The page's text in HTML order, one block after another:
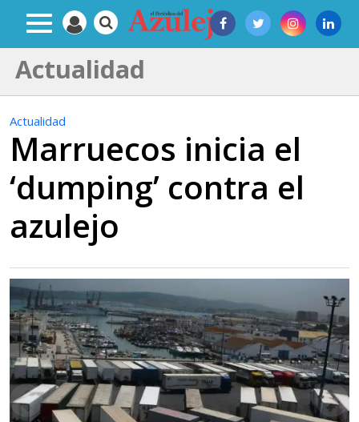
Actualidad
Actualidad
Marruecos inicia el
‘dumping’ contra el
azulejo